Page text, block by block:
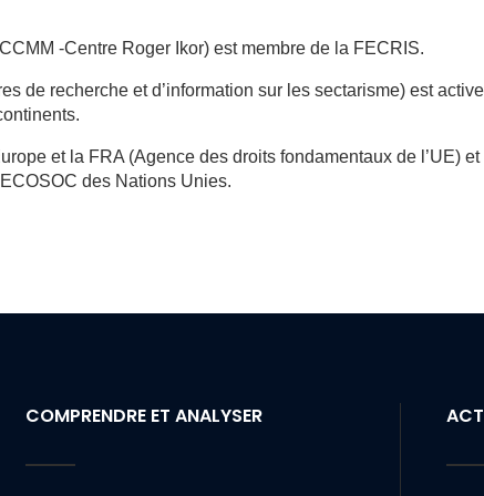
-Centre Roger Ikor) est membre de la FECRIS.
de recherche et d’information sur les sectarisme) est active
et la FRA (Agence des droits fondamentaux de l’UE) et
des Nations Unies.
COMPRENDRE ET ANALYSER